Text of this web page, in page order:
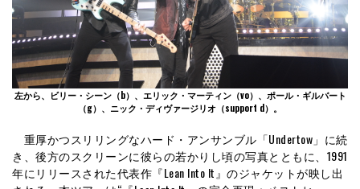
左から、ビリー・シーン（b）、エリック・マーティン（vo）、ポール・ギルバート
（g）、ニック・ディヴァージリオ（support d）。
重厚かつスリリングなハード・アンサンブル「Undertow」に続
き、後方のスクリーンに彼らの若かりし頃の写真とともに、1991
年にリリースされた代表作『Lean Into It』のジャケットが映し出